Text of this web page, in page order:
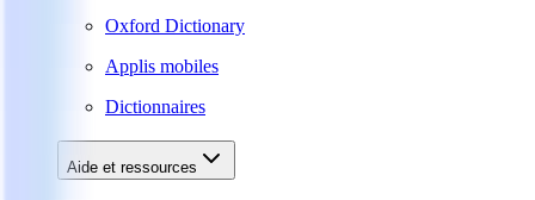
Oxford Dictionary
Applis mobiles
Dictionnaires
Aide et ressources